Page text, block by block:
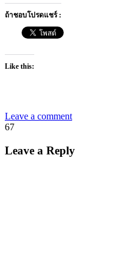
ถ้าชอบโปรดแชร์ :
Like this:
Leave a comment
67
Leave a Reply